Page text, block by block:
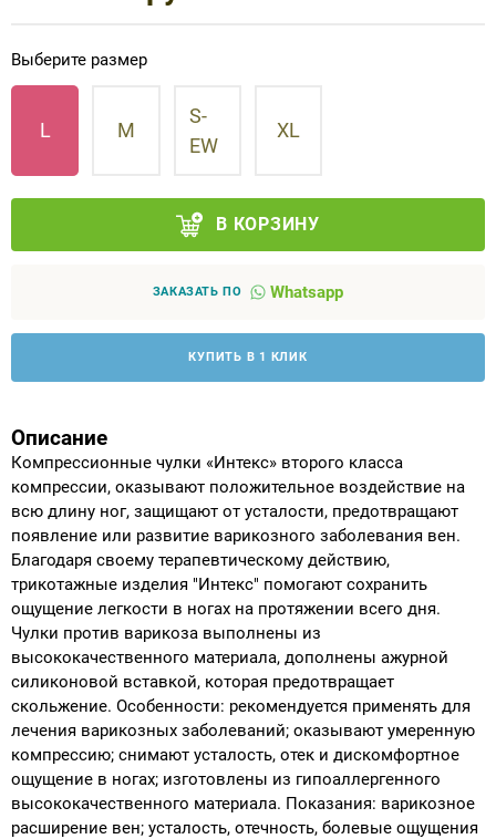
Выберите размер
L M
S-
EW
XL
В КОРЗИНУ
ЗАКАЗАТЬ ПО Whatsapp
КУПИТЬ В 1 КЛИК
Описание
Компрессионные чулки «Интекс» второго класса
компрессии, оказывают положительное воздействие на
всю длину ног, защищают от усталости, предотвращают
появление или развитие варикозного заболевания вен.
Благодаря своему терапевтическому действию,
трикотажные изделия "Интекс" помогают сохранить
ощущение легкости в ногах на протяжении всего дня.
Чулки против варикоза выполнены из
высококачественного материала, дополнены ажурной
силиконовой вставкой, которая предотвращает
скольжение. Особенности: рекомендуется применять для
лечения варикозных заболеваний; оказывают умеренную
компрессию; снимают усталость, отек и дискомфортное
ощущение в ногах; изготовлены из гипоаллергенного
высококачественного материала. Показания: варикозное
расширение вен; усталость, отечность, болевые ощущения
инвалидов
Противопролежневые матрасы, подушки
ОПОРЫ, ВЕРТИКАЛИЗАТОРЫ, Оборудование